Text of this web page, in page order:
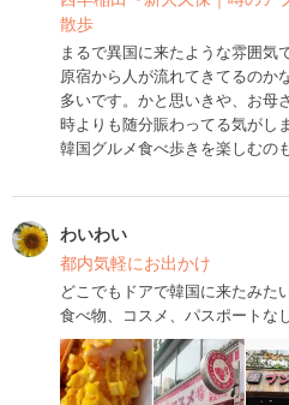
散歩
まるで異国に来たような雰囲気で
原宿から人が流れてきてるのか
多いです。かと思いきや、お母
時よりも随分賑わってる気がし
韓国グルメ食べ歩きを楽しむの
わいわい
都内気軽にお出かけ
どこでもドアで韓国に来たみ
食べ物、コスメ、パスポートな